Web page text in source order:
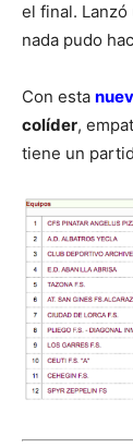
el final.
nada pudo
Con esta
colíder,
tiene un